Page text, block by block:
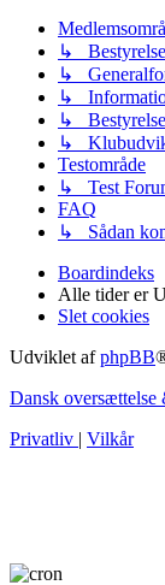
↳
↳
↳
↳
↳
Testområde
↳ Test
FAQ
↳ Sådan
Boardindeks
Alle tider er
Slet cookies
Udviklet afphpBB
Dansk
Privatliv | Vilkår